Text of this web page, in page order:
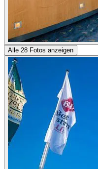
Alle 28 Fotos anzeigen